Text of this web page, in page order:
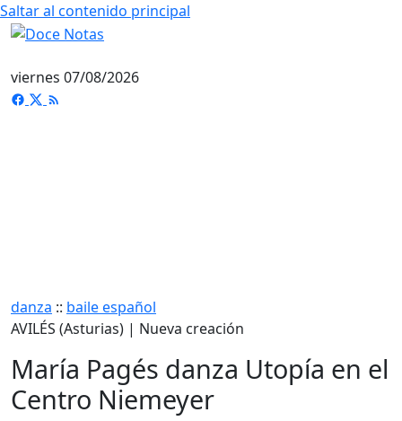
Saltar al contenido principal
viernes 07/08/2026
danza :: baile español
AVILÉS (Asturias) | Nueva creación
María Pagés danza Utopía en el
Centro Niemeyer